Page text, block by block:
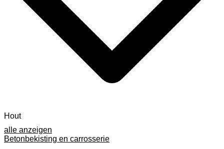
alle anzeigen
Betonbekisting en carrosserie
Hout